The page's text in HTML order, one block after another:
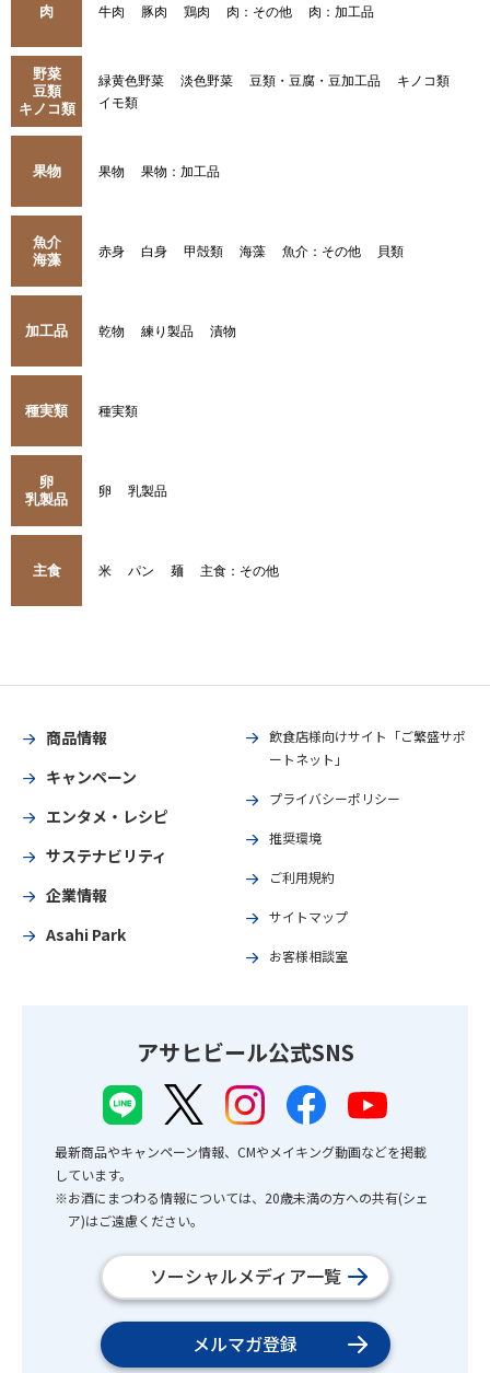
肉 牛肉 豚肉 鶏肉 肉：その他 肉：加工品
野菜
豆類
キノコ類
緑黄色野菜 淡色野菜 豆類・豆腐・豆加工品
キノコ類
イモ類
果物 果物 果物：加工品
魚介
海藻
赤身 白身 甲殻類 海藻 魚介：その他 貝類
加工品 乾物 練り製品 漬物
種実類 種実類
卵
乳製品
卵 乳製品
主食 米 パン 麺 主食：その他
商品情報
キャンペーン
エンタメ・レシピ
サステナビリティ
企業情報
Asahi Park
飲食店様向けサイト「ご繁盛サポ
ートネット」
プライバシーポリシー
推奨環境
ご利用規約
サイトマップ
お客様相談室
アサヒビール公式SNS
最新商品やキャンペーン情報、CMやメイキング動画などを掲載
しています。
※お酒にまつわる情報については、20歳未満の方への共有(シェ
ア)はご遠慮ください。
ソーシャルメディア一覧
メルマガ登録